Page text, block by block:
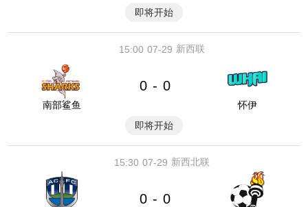
即将开始
07-29
15:00 新西联
南部鲨鱼
0 - 0
怀伊
即将开始
07-29
15:30 新西北联
0 - 0